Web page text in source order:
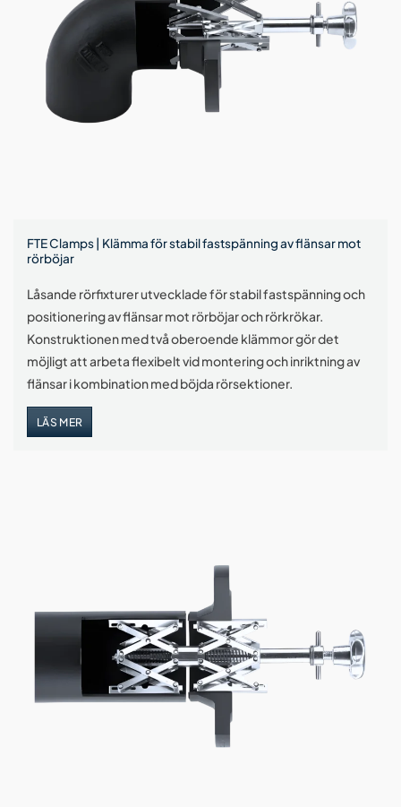
FTE Clamps | Klämma för stabil fastspänning av flänsar mot
rörböjar
Låsande rörfixturer utvecklade för stabil fastspänning och
positionering av flänsar mot rörböjar och rörkrökar.
Konstruktionen med två oberoende klämmor gör det
möjligt att arbeta flexibelt vid montering och inriktning av
flänsar i kombination med böjda rörsektioner.
LÄS MER